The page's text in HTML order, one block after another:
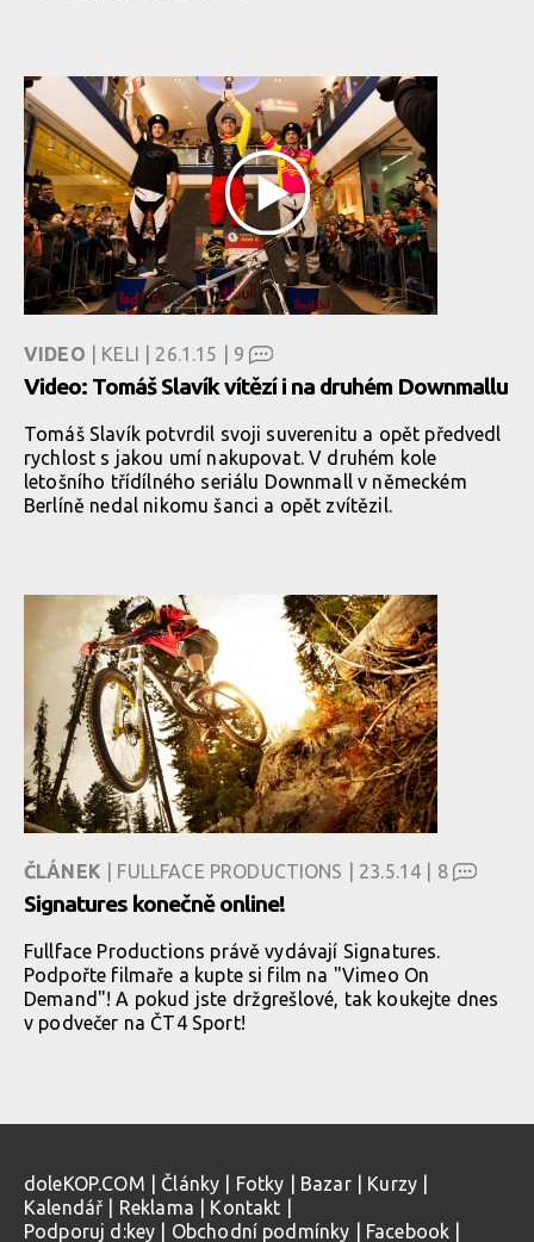
VIDEO | KELI | 26.1.15 | 9
Video: Tomáš Slavík vítězí i na druhém Downmallu
Tomáš Slavík potvrdil svoji suverenitu a opět předvedl
rychlost s jakou umí nakupovat. V druhém kole
letošního třídílného seriálu Downmall v německém
Berlíně nedal nikomu šanci a opět zvítězil.
ČLÁNEK | FULLFACE PRODUCTIONS | 23.5.14 | 8
Signatures konečně online!
Fullface Productions právě vydávají Signatures.
Podpořte filmaře a kupte si film na "Vimeo On
Demand"! A pokud jste držgrešlové, tak koukejte dnes
v podvečer na ČT4 Sport!
doleKOP.COM Články Fotky Bazar| Kurzy
Kalendář
Reklama Kontakt
Podporuj d:key
Obchodní podmínky Facebook